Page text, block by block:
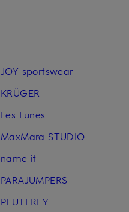
JOY sportswear
KRÜGER
Les Lunes
MaxMara STUDIO
name it
PARAJUMPERS
PEUTEREY